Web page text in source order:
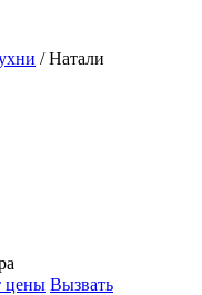
/ Натали
цены Вызвать